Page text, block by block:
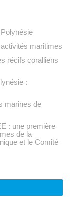
maritimes
récifs coralliens
:
marines de
: une première
de la
et le Comité